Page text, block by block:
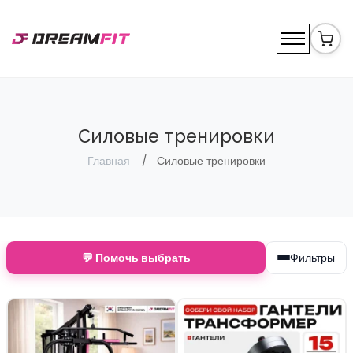
Силовые тренировки
Главная Силовые тренировки
💬 Помочь выбрать Фильтры